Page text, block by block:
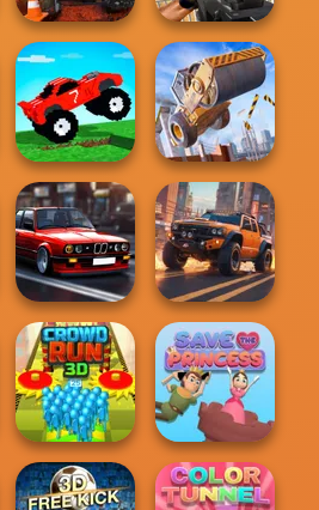
Offroad Life 3D
Sniper Combat
3D
Funny Mad
Racing
Construction
Ramp Jumping
Highway Cars
Traffic Racer
4x4 Offroader